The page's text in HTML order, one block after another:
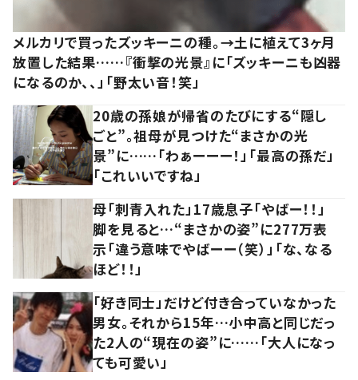
メルカリで買ったズッキーニの種。→土に植えて3ヶ月
放置した結果……『衝撃の光景』に「ズッキーニも凶器
になるのか、、」「野太い音！笑」
20歳の孫娘が帰省のたびにする“隠し
ごと”。祖母が見つけた“まさかの光
景”に……「わぁーーー！」「最高の孫だ」
「これいいですね」
母「刺青入れた」17歳息子「やばー！！」
脚を見ると…“まさかの姿”に277万表
示「違う意味でやばーー（笑）」「な、なる
ほど！！」
「好き同士」だけど付き合っていなかった
男女。それから15年…小中高と同じだっ
た2人の“現在の姿”に……「大人になっ
ても可愛い」